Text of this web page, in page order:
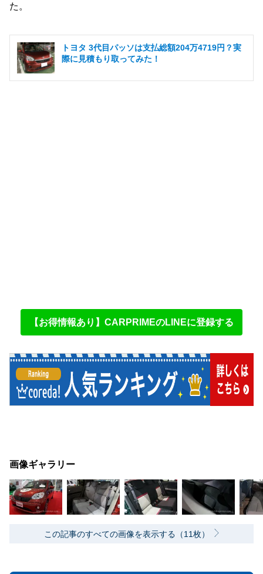
た。
トヨタ 3代目パッソは支払総額204万4719円？実
際に見積もり取ってみた！
【お得情報あり】CARPRIMEのLINEに登録する
画像ギャラリー
この記事のすべての画像を表示する（11枚）